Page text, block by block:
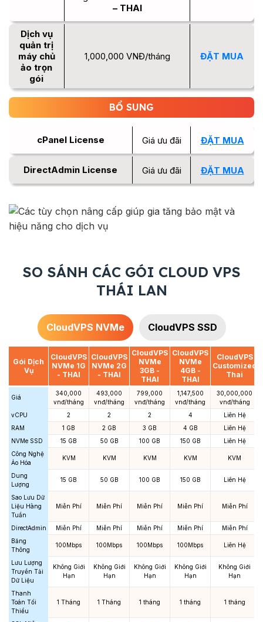
– THAI
Dịch vụ
quản trị
máy chủ
ảo trọn
gói
1,000,000 VNĐ/tháng ĐẶT MUA
BỔ SUNG
cPanel License Giá ưu đãi ĐẶT MUA
DirectAdmin License Giá ưu đãi ĐẶT MUA
SO SÁNH CÁC GÓI CLOUD VPS
THÁI LAN
CloudVPS NVMe CloudVPS SSD
Gói Dịch
Vụ
CloudVPS
NVMe 1G
- THAI
CloudVPS
NVMe 2G
- THAI
CloudVPS
NVMe
3GB -
THAI
CloudVPS
NVMe
4GB -
THAI
CloudVPS
Customized
Thai
Giá
340,000
vnđ/tháng
493,000
vnđ/tháng
799,000
vnđ/tháng
1,147,500
vnđ/tháng
30,000,000
vnđ/tháng
vCPU
2 2 2 4
Liên Hệ
RAM
1 GB 2 GB 3 GB 4 GB
Liên Hệ
NVMe SSD
15 GB 50 GB 100 GB 150 GB
Liên Hệ
Công Nghệ
Ảo Hóa
KVM KVM KVM KVM KVM
Dung
Lượng
15 GB 50 GB 100 GB 150 GB Liên Hệ
Sao Lưu Dữ
Liệu Hàng
Tuần
Miễn Phí Miễn Phí Miễn Phí Miễn Phí Miễn Phí
DirectAdmin Miễn Phí Miễn Phí Miễn Phí Miễn Phí
Miễn Phí
Băng
Thông
100Mbps 100Mbps 100Mbps 100Mbps Liên Hệ
Lưu Lượng
Truyền Tải
Dữ Liệu
Không Giới
Hạn
Không Giới
Hạn
Không Giới
Hạn
Không Giới
Hạn
Không Giới
Hạn
Thanh
Toán Tối
Thiểu
1 Tháng 1 Tháng 1 tháng 1 tháng 1 tháng